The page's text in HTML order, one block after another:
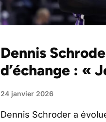
Dennis
d’échange : «
24 janvier 2026
Dennis Schroder a